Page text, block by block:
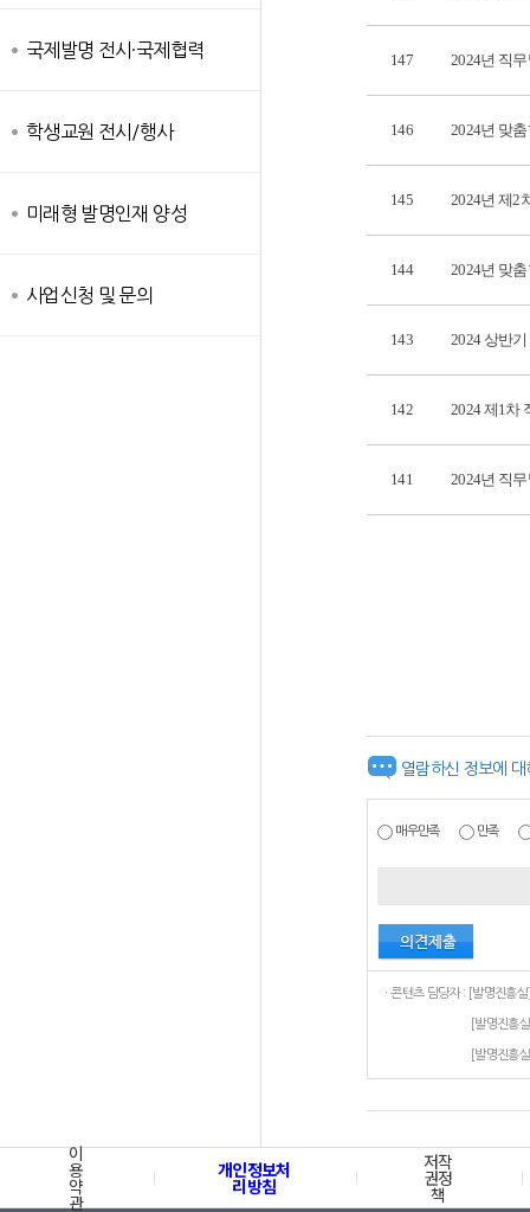
국제발명 전시·국제협력
학생교원 전시/행사
미래형 발명인재 양성
사업신청 및 문의
147 2024년 직
146 2024년 맞
145 2024년 제2
144 2024년 맞
143 2024 상반
142 2024 제1차
141 2024년 직
열람하신 정보에
매우만족 만족
[발명진흥
[발명진흥
이
용
약
관
개인정보처
리방침
저작
권정
책